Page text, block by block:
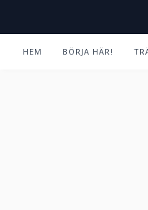
HEM BÖRJA HÄR!